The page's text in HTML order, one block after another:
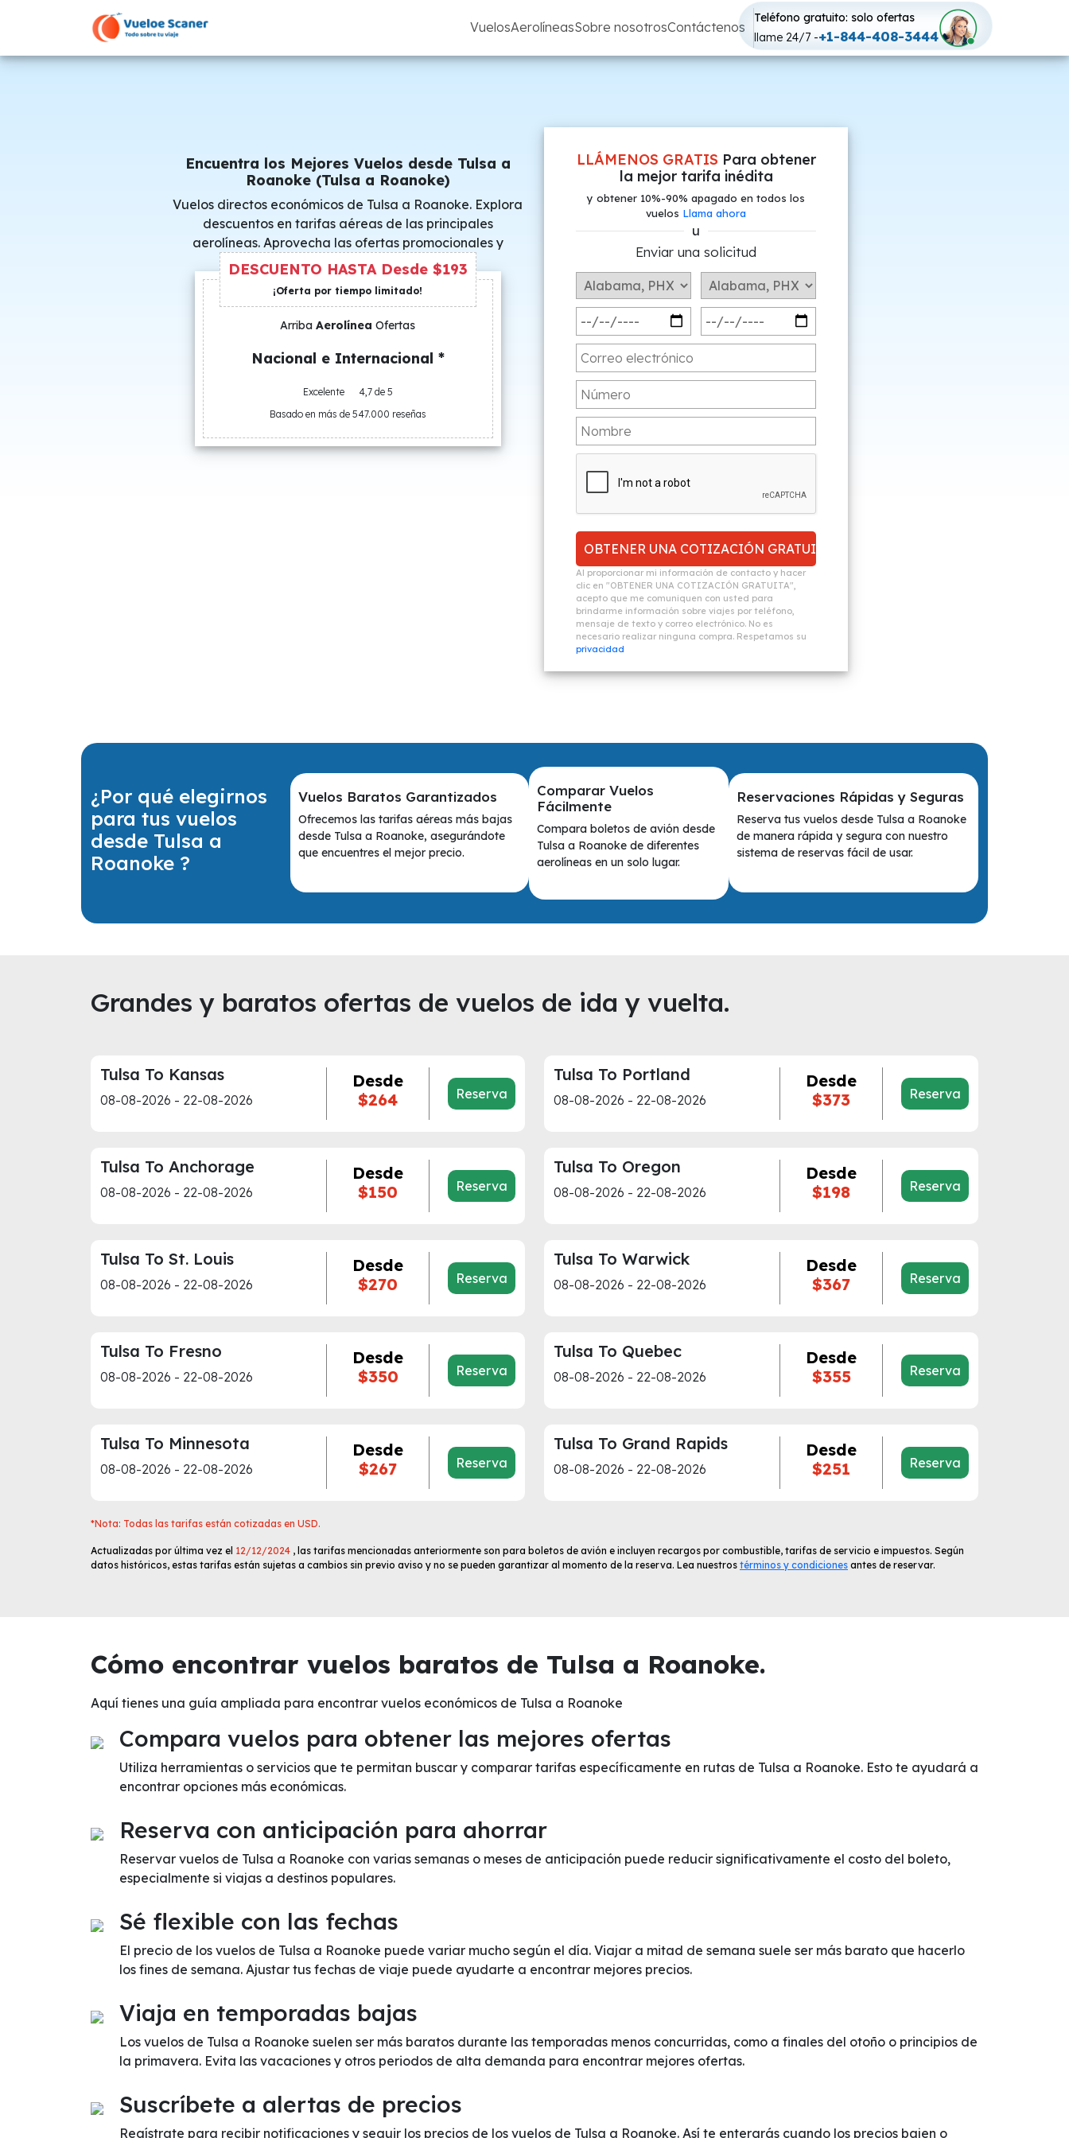
VuelosAerolíneasSobre nosotrosContáctenos
Teléfono gratuito: solo ofertas
llame 24/7 -+1-844-408-3444
Encuentra los Mejores Vuelos desde Tulsa a
Roanoke (Tulsa a Roanoke)
Vuelos directos económicos de Tulsa a Roanoke. Explora
descuentos en tarifas aéreas de las principales
aerolíneas. Aprovecha las ofertas promocionales y
consigue precios especiales.
DESCUENTO HASTA Desde $193
¡Oferta por tiempo limitado!
Arriba Aerolínea Ofertas
Nacional e Internacional *
Excelente
4,7 de 5
Basado en más de 547.000 reseñas
LLÁMENOS GRATIS Para obtener
la mejor tarifa inédita
y obtener 10%-90% apagado en todos los
vuelos Llama ahora
u
Enviar una solicitud
Al proporcionar mi información de contacto y hacer
clic en "OBTENER UNA COTIZACIÓN GRATUITA",
acepto que me comuniquen con usted para
brindarme información sobre viajes por teléfono,
mensaje de texto y correo electrónico. No es
necesario realizar ninguna compra. Respetamos su
privacidad
¿Por qué elegirnos
para tus vuelos
desde Tulsa a
Roanoke ?
Vuelos Baratos Garantizados
Ofrecemos las tarifas aéreas más bajas
desde Tulsa a Roanoke, asegurándote
que encuentres el mejor precio.
Comparar Vuelos
Fácilmente
Compara boletos de avión desde
Tulsa a Roanoke de diferentes
aerolíneas en un solo lugar.
Reservaciones Rápidas y Seguras
Reserva tus vuelos desde Tulsa a Roanoke
de manera rápida y segura con nuestro
sistema de reservas fácil de usar.
Grandes y baratos ofertas de vuelos de ida y vuelta.
Tulsa To Kansas
08-08-2026 - 22-08-2026
Desde
$264
Reserva
Tulsa To Portland
08-08-2026 - 22-08-2026
Desde
$373
Reserva
Tulsa To Anchorage
08-08-2026 - 22-08-2026
Desde
$150
Reserva
Tulsa To Oregon
08-08-2026 - 22-08-2026
Desde
$198
Reserva
Tulsa To St. Louis
08-08-2026 - 22-08-2026
Desde
$270
Reserva
Tulsa To Warwick
08-08-2026 - 22-08-2026
Desde
$367
Reserva
Tulsa To Fresno
08-08-2026 - 22-08-2026
Desde
$350
Reserva
Tulsa To Quebec
08-08-2026 - 22-08-2026
Desde
$355
Reserva
Tulsa To Minnesota
08-08-2026 - 22-08-2026
Desde
$267
Reserva
Tulsa To Grand Rapids
08-08-2026 - 22-08-2026
Desde
$251
Reserva
*Nota: Todas las tarifas están cotizadas en USD.
Actualizadas por última vez el 12/12/2024 , las tarifas mencionadas anteriormente son para boletos de avión e incluyen recargos por combustible, tarifas de servicio e impuestos. Según
datos históricos, estas tarifas están sujetas a cambios sin previo aviso y no se pueden garantizar al momento de la reserva. Lea nuestros términos y condiciones antes de reservar.
Cómo encontrar vuelos baratos de Tulsa a Roanoke.
Aquí tienes una guía ampliada para encontrar vuelos económicos de Tulsa a Roanoke
Compara vuelos para obtener las mejores ofertas
Utiliza herramientas o servicios que te permitan buscar y comparar tarifas específicamente en rutas de Tulsa a Roanoke. Esto te ayudará a
encontrar opciones más económicas.
Reserva con anticipación para ahorrar
Reservar vuelos de Tulsa a Roanoke con varias semanas o meses de anticipación puede reducir significativamente el costo del boleto,
especialmente si viajas a destinos populares.
Sé flexible con las fechas
El precio de los vuelos de Tulsa a Roanoke puede variar mucho según el día. Viajar a mitad de semana suele ser más barato que hacerlo
los fines de semana. Ajustar tus fechas de viaje puede ayudarte a encontrar mejores precios.
Viaja en temporadas bajas
Los vuelos de Tulsa a Roanoke suelen ser más baratos durante las temporadas menos concurridas, como a finales del otoño o principios de
la primavera. Evita las vacaciones y otros periodos de alta demanda para encontrar mejores ofertas.
Suscríbete a alertas de precios
Regístrate para recibir notificaciones y seguir los precios de los vuelos de Tulsa a Roanoke. Así te enterarás cuando los precios bajen o